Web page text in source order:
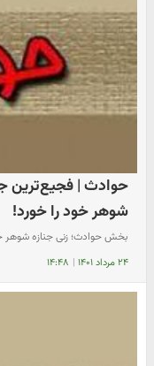
حوادث | فجیع‌ترین
شوهر خود را خورد!
بخش حوادث؛ زنی جنازه
۲۴ مرداد ۱۴۰۱ | ۱۴:۴۸